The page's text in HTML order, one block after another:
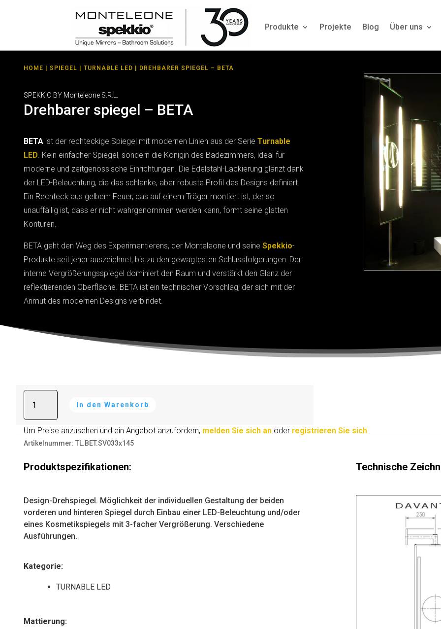
Produkte Projekte Blog Über uns
HOME SPIEGEL TURNABLE LED | DREHBARER SPIEGEL – BETA
SPEKKIO BY Monteleone S.R.L.
Drehbarer spiegel – BETA
BETA ist der rechteckige Spiegel mit modernen Linien aus der Serie Turnable
LED. Kein einfacher Spiegel, sondern die Königin des Badezimmers, ideal für
moderne und zeitgenössische Einrichtungen. Die Edelstahl-Lackierung glänzt dank
der LED-Beleuchtung, die das schlanke, aber robuste Profil des Designs definiert.
Ein Rechteck aus gelbem Feuer, das auf einem Träger montiert ist, der so
unauffällig ist, dass er nicht wahrgenommen werden kann, formt seine glatten
Konturen.
BETA geht den Weg des Experimentierens, der Monteleone und seine Spekkio-
Produkte seit jeher auszeichnet, bis zu den gewagtesten Schlussfolgerungen: Der
interne Vergrößerungsspiegel dominiert den Raum und verstärkt den Glanz der
reflektierenden Oberfläche. BETA ist ein technischer Vorschlag, der sich mit der
Anmut des modernen Designs verbindet.
Drehbarer
spiegel
-
BETA
Menge
In den Warenkorb
e
v
e
:
Um Preise anzusehen und ein Angebot anzufordern, melden Sie sich an oder registrieren Sie sich.
Artikelnummer: TL.BET.SV033x145
Produktspezifikationen:
Design-Drehspiegel. Möglichkeit der individuellen Gestaltung der beiden
vorderen und hinteren Spiegel durch Einbau einer LED-Beleuchtung und/oder
eines Kosmetikspiegels mit 3-facher Vergrößerung. Verschiedene
Ausführungen.
Kategorie:
TURNABLE LED
Mattierung:
Technische